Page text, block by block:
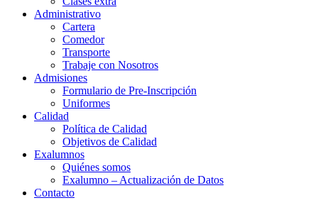
Administrativo
Cartera
Comedor
Transporte
Trabaje con Nosotros
Admisiones
Formulario de Pre-Inscripción
Uniformes
Calidad
Política de Calidad
Objetivos de Calidad
Exalumnos
Quiénes somos
Exalumno – Actualización de Datos
Contacto